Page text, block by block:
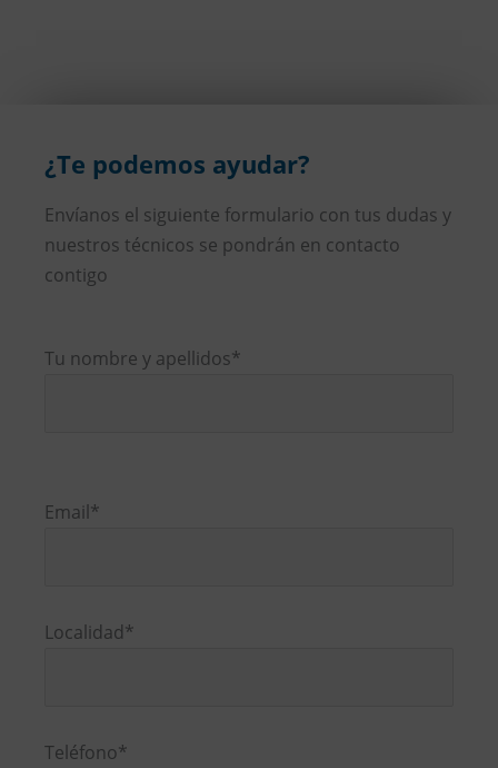
¿Te podemos ayudar?
Envíanos el siguiente formulario con tus dudas y
nuestros técnicos se pondrán en contacto
contigo
Tu nombre y apellidos*
favor,
vacío.
Email*
Localidad*
Teléfono*